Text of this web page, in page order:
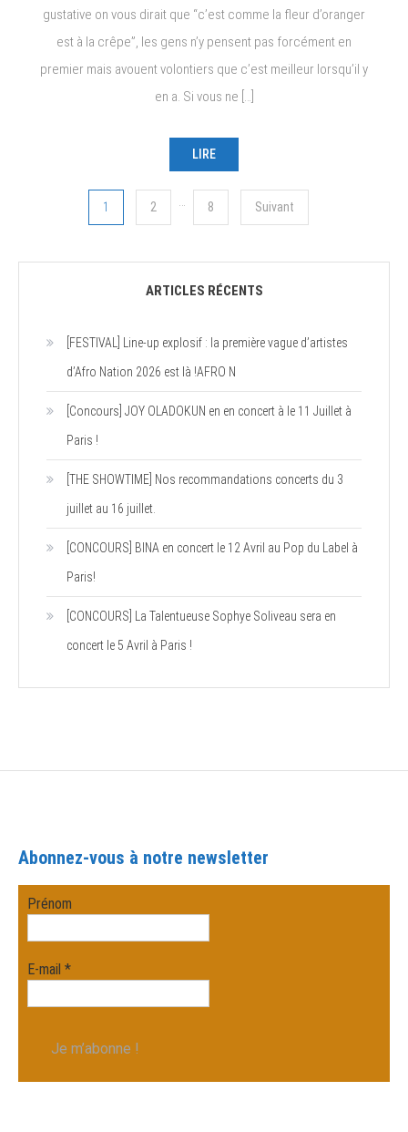
gustative on vous dirait que “c’est comme la fleur d’oranger
est à la crêpe”, les gens n’y pensent pas forcément en
premier mais avouent volontiers que c’est meilleur lorsqu’il y
en a. Si vous ne […]
LIRE
Navigation
1 2 8 Suivant
ARTICLES RÉCENTS
[FESTIVAL] Line-up explosif : la première vague d’artistes
d’Afro Nation 2026 est là !AFRO N
[Concours] JOY OLADOKUN en en concert à le 11 Juillet à
Paris !
[THE SHOWTIME] Nos recommandations concerts du 3
juillet au 16 juillet.
[CONCOURS] BINA en concert le 12 Avril au Pop du Label à
Paris!
[CONCOURS] La Talentueuse Sophye Soliveau sera en
concert le 5 Avril à Paris !
Abonnez-vous à notre newsletter
Prénom
E-mail*